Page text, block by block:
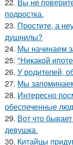
подростка.
23. Простите, а
душнилы?
24. Мы начинаем
25. "Никакой
26. У родителей,
27. Мы
28. Интересно
обеспеченные
29. Вот что
девушка.
30. Китайцы